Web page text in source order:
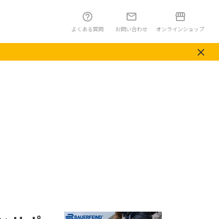
よくある質問 お問い合わせ オンラインショップ